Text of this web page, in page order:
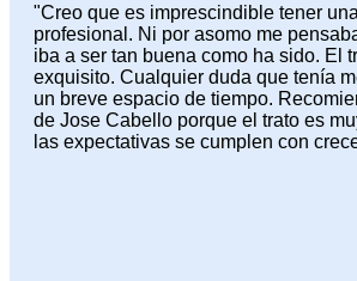
"Creo que es imprescindible tener
profesional. Ni por asomo me
iba a ser tan buena como ha sido. El
exquisito. Cualquier duda que tenía
un breve espacio de tiempo.
de Jose Cabello porque el trato es
las expectativas se cumplen con